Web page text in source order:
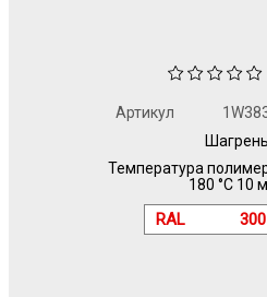
Артикул
Шагрень
Температура
180 °C 10
RAL